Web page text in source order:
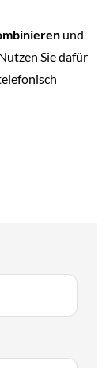
und
Sie dafür